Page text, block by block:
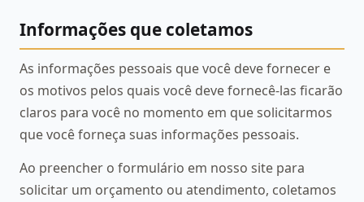
Informações que coletamos
As informações pessoais que você deve fornecer e
os motivos pelos quais você deve fornecê-las ficarão
claros para você no momento em que solicitarmos
que você forneça suas informações pessoais.
Ao preencher o formulário em nosso site para
solicitar um orçamento ou atendimento, coletamos